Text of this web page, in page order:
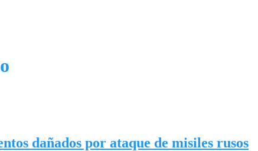
dañados por ataque de misiles rusos